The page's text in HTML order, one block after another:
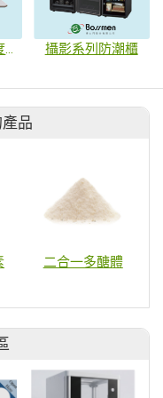
IoT物聯網溫濕度監控系統 攝影系列防潮櫃
品
二合一多醣體